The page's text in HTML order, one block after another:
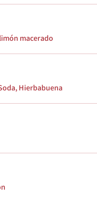
macerado
Hierbabuena